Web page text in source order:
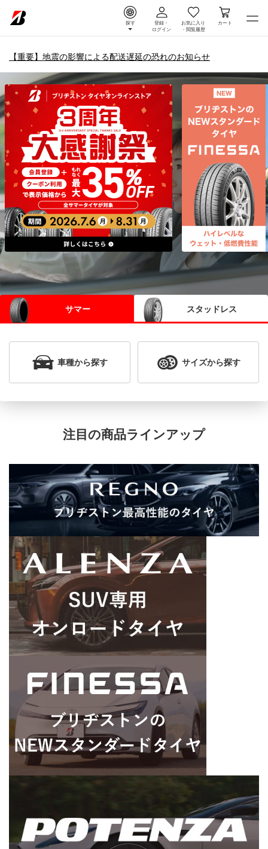
探す
登録・
ログイン
お気に入り
・ 閲覧履歴
カート
【重要】地震の影響による配送遅延の恐れのお知らせ
タイヤ＆ホイール通販 |
サマー スタッドレス
車種から探す サイズから探す
注目の商品ラインアップ